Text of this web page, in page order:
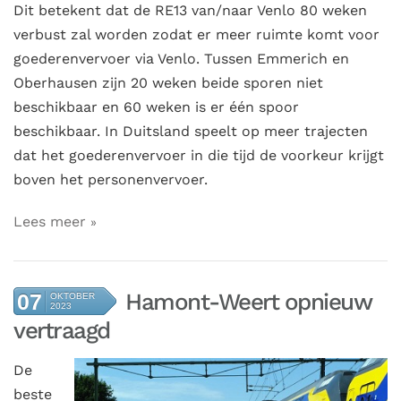
Dit betekent dat de RE13 van/naar Venlo 80 weken
verbust zal worden zodat er meer ruimte komt voor
goederenvervoer via Venlo. Tussen Emmerich en
Oberhausen zijn 20 weken beide sporen niet
beschikbaar en 60 weken is er één spoor
beschikbaar. In Duitsland speelt op meer trajecten
dat het goederenvervoer in die tijd de voorkeur krijgt
boven het personenvervoer.
Lees meer
07
OKTOBER
2023
Hamont-Weert opnieuw
vertraagd
De
beste